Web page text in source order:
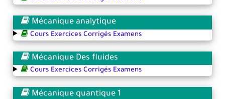
Mécanique analytique
Cours Exercices Corrigés Examens
Mécanique Des fluides
Cours Exercices Corrigés Examens
Mécanique quantique 1